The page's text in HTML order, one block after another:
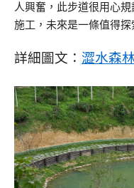
人興奮，此步道很用心
施工，未來是一條值得探
詳細圖文： 澀水森